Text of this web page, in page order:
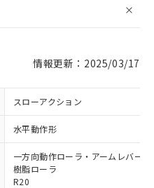
情報更新：2025/03/17
スローアクション
水平動作形
一方向動作ローラ・アームレバー
樹脂ローラ
R20